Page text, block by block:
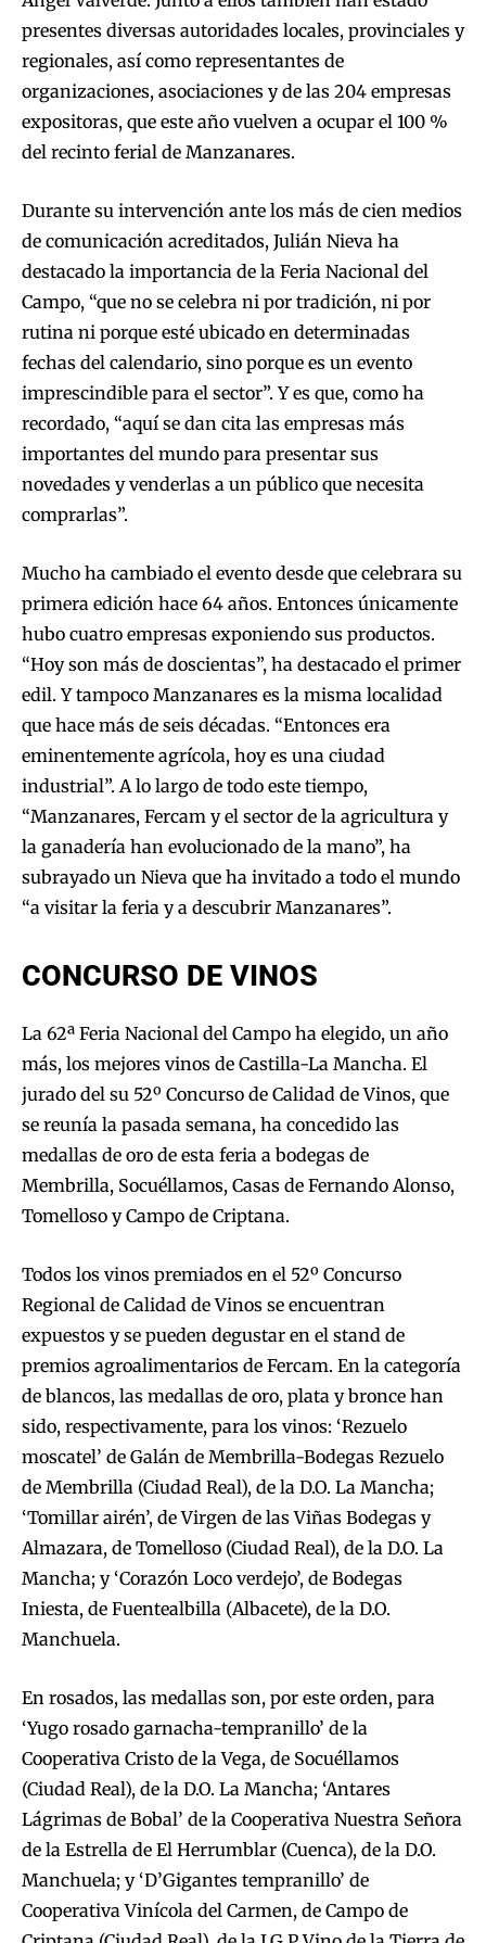
presentes diversas autoridades locales, provinciales y
regionales, así como representantes de
organizaciones, asociaciones y de las 204 empresas
expositoras, que este año vuelven a ocupar el 100 %
del recinto ferial de Manzanares.
Durante su intervención ante los más de cien medios
de comunicación acreditados, Julián Nieva ha
destacado la importancia de la Feria Nacional del
Campo, “que no se celebra ni por tradición, ni por
rutina ni porque esté ubicado en determinadas
fechas del calendario, sino porque es un evento
imprescindible para el sector”. Y es que, como ha
recordado, “aquí se dan cita las empresas más
importantes del mundo para presentar sus
novedades y venderlas a un público que necesita
comprarlas”.
Mucho ha cambiado el evento desde que celebrara su
primera edición hace 64 años. Entonces únicamente
hubo cuatro empresas exponiendo sus productos.
“Hoy son más de doscientas”, ha destacado el primer
edil. Y tampoco Manzanares es la misma localidad
que hace más de seis décadas. “Entonces era
eminentemente agrícola, hoy es una ciudad
industrial”. A lo largo de todo este tiempo,
“Manzanares, Fercam y el sector de la agricultura y
la ganadería han evolucionado de la mano”, ha
subrayado un Nieva que ha invitado a todo el mundo
“a visitar la feria y a descubrir Manzanares”.
CONCURSO DE VINOS
La 62ª Feria Nacional del Campo ha elegido, un año
más, los mejores vinos de Castilla-La Mancha. El
jurado del su 52º Concurso de Calidad de Vinos, que
se reunía la pasada semana, ha concedido las
medallas de oro de esta feria a bodegas de
Membrilla, Socuéllamos, Casas de Fernando Alonso,
Tomelloso y Campo de Criptana.
Todos los vinos premiados en el 52º Concurso
Regional de Calidad de Vinos se encuentran
expuestos y se pueden degustar en el stand de
premios agroalimentarios de Fercam. En la categoría
de blancos, las medallas de oro, plata y bronce han
sido, respectivamente, para los vinos: ‘Rezuelo
moscatel’ de Galán de Membrilla-Bodegas Rezuelo
de Membrilla (Ciudad Real), de la D.O. La Mancha;
‘Tomillar airén’, de Virgen de las Viñas Bodegas y
Almazara, de Tomelloso (Ciudad Real), de la D.O. La
Mancha; y ‘Corazón Loco verdejo’, de Bodegas
Iniesta, de Fuentealbilla (Albacete), de la D.O.
Manchuela.
En rosados, las medallas son, por este orden, para
‘Yugo rosado garnacha-tempranillo’ de la
Cooperativa Cristo de la Vega, de Socuéllamos
(Ciudad Real), de la D.O. La Mancha; ‘Antares
Lágrimas de Bobal’ de la Cooperativa Nuestra Señora
de la Estrella de El Herrumblar (Cuenca), de la D.O.
Manchuela; y ‘D’Gigantes tempranillo’ de
Cooperativa Vinícola del Carmen, de Campo de